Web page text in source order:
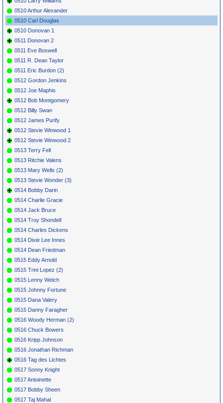
0510 Arthur Alexander
0510 Carl Douglas
0510 Donovan 1
0511 Donovan 2
0511 Eve Boswell
0511 R. Dean Taylor
0511 Eric Burdon (2)
0512 Gordon Jenkins
0512 Joe Maphis
0512 Bob Montgomery
0512 Billy Swan
0512 James Purify
0512 Stevie Winwood 1
0512 Stevie Winwood 2
0513 Terry Fell
0513 Ritchie Valens
0513 Mary Wells (2)
0513 Stevie Wonder (3)
0514 Bobby Darin
0514 Charlie Gracie
0514 Jack Bruce
0514 Troy Shondell
0514 Charles Dickens
0514 Dixie Lee Innes
0514 Dean Friedman
0515 Eddy Arnold
0515 Trini Lopez (2)
0515 Lenny Welch
0515 Johnny Fortune
0515 Dana Valery
0515 Danny Faragher
0516 Woody Herman (2)
0516 Chuck Bowers
0516 Kripp Johnson
0516 Jonathan Richman
0516 Tag des Lichtes
0517 Sonny Knight
0517 Antoinette
0517 Bobby Sheen
0517 Taj Mahal